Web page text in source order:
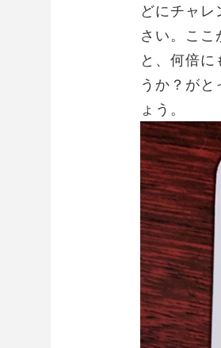
どにチャ
さい。ここ
と、何倍
うか？が
ょう。